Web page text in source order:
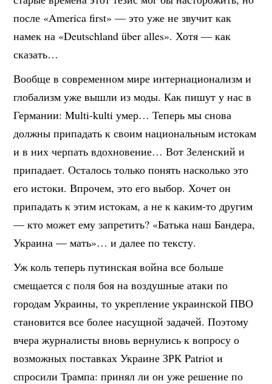
после «America first» — это уже не звучит как
намек на «Deutschland über alles». Хотя — как
сказать…
Вообще в современном мире интернационализм и
глобализм уже вышли из моды. Как пишут у нас в
Германии: Multi-kulti умер… Теперь мы снова
должны припадать к своим национальным истокам
и в них черпать вдохновение… Вот Зеленский и
припадает. Осталось только понять насколько это
его истоки. Впрочем, это его выбор. Хочет он
припадать к этим истокам, а не к каким-то другим
— кто может ему запретить? «Батька наш Бандера,
Украина — мать»… и далее по тексту.
Уж коль теперь путинская война все больше
смещается с поля боя на воздушные атаки по
городам Украины, то укрепление украинской ПВО
становится все более насущной задачей. Поэтому
вчера журналисты вновь вернулись к вопросу о
возможных поставках Украине ЗРК Patriot и
спросили Трампа: принял ли он уже решение по